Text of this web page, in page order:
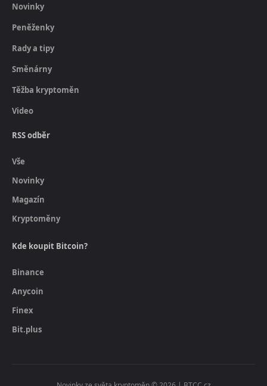
Novinky
Peněženky
Rady a tipy
Směnárny
Těžba kryptoměn
Video
RSS odběr
Vše
Novinky
Magazín
Kryptoměny
Kde koupit Bitcoin?
Binance
Anycoin
Finex
Bit.plus